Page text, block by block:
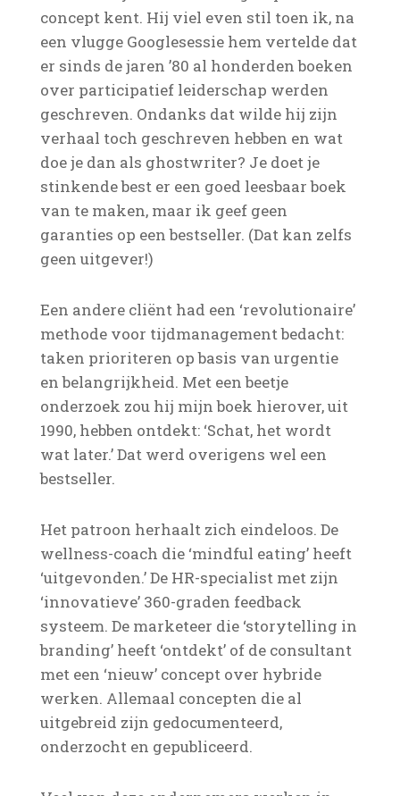
concept kent. Hij viel even stil toen ik, na
een vlugge Googlesessie hem vertelde dat
er sinds de jaren ’80 al honderden boeken
over participatief leiderschap werden
geschreven. Ondanks dat wilde hij zijn
verhaal toch geschreven hebben en wat
doe je dan als ghostwriter? Je doet je
stinkende best er een goed leesbaar boek
van te maken, maar ik geef geen
garanties op een bestseller. (Dat kan zelfs
geen uitgever!)
Een andere cliënt had een ‘revolutionaire’
methode voor tijdmanagement bedacht:
taken prioriteren op basis van urgentie
en belangrijkheid. Met een beetje
onderzoek zou hij mijn boek hierover, uit
1990, hebben ontdekt: ‘Schat, het wordt
wat later.’ Dat werd overigens wel een
bestseller.
Het patroon herhaalt zich eindeloos. De
wellness-coach die ‘mindful eating’ heeft
‘uitgevonden.’ De HR-specialist met zijn
‘innovatieve’ 360-graden feedback
systeem. De marketeer die ‘storytelling in
branding’ heeft ‘ontdekt’ of de consultant
met een ‘nieuw’ concept over hybride
werken. Allemaal concepten die al
uitgebreid zijn gedocumenteerd,
onderzocht en gepubliceerd.